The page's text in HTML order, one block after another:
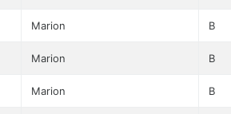
Marion B
Marion B
Marion B